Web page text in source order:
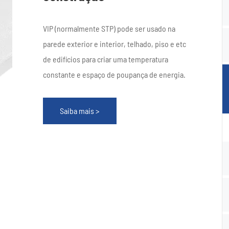
VIP (normalmente STP) pode ser usado na
parede exterior e interior, telhado, piso e etc
de edifícios para criar uma temperatura
constante e espaço de poupança de energia.
Saiba mais >